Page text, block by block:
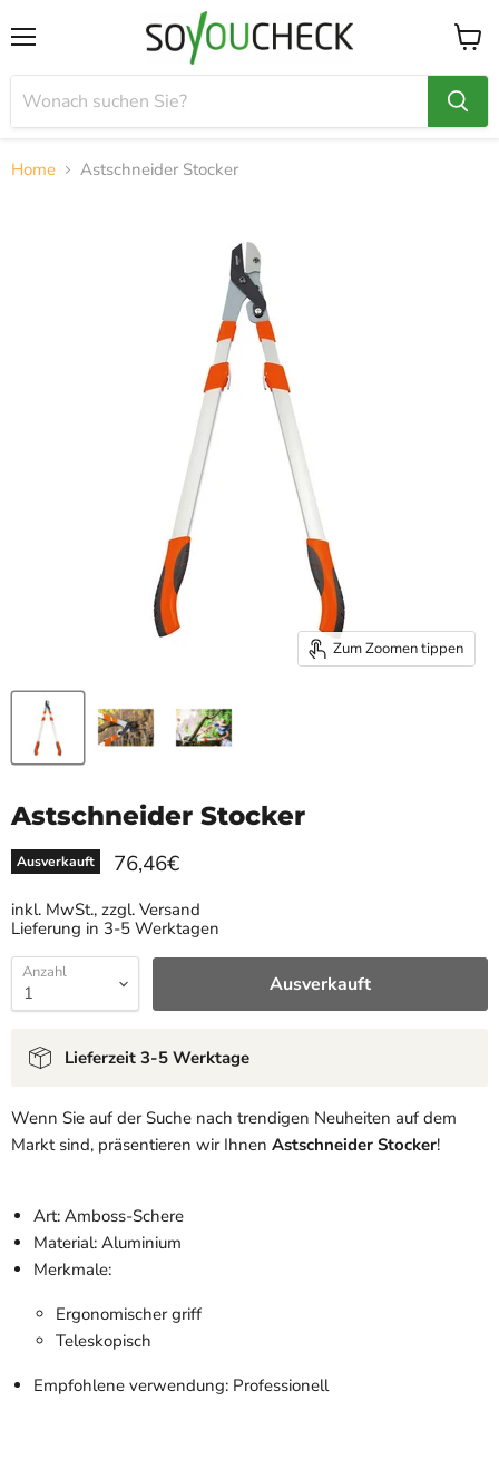
Home Astschneider Stocker
Zum Zoomen tippen
Astschneider Stocker
Ausverkauft Aktueller Preis
76,46€
inkl. MwSt., zzgl. Versand
Lieferung in 3-5 Werktagen
Anzahl Ausverkauft
Lieferzeit 3-5 Werktage
Wenn Sie auf der Suche nach trendigen Neuheiten auf dem
Markt sind, präsentieren wir Ihnen Astschneider Stocker!
Art: Amboss-Schere
Material: Aluminium
Merkmale:
Ergonomischer griff
Teleskopisch
Empfohlene verwendung: Professionell